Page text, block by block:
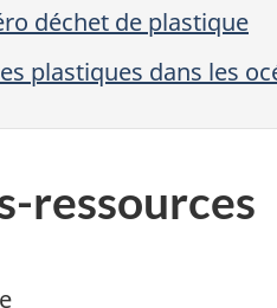
déchet de plastique
plastiques dans les
ressources